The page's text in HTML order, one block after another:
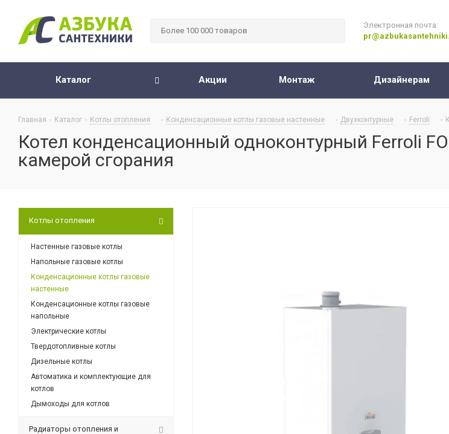
Электронная почта:
Каталог Акции Монтаж Дизайнерам
Главная - Каталог - Котлы отопления - Конденсационные котлы газовые настенные - Двухконтурные - Ferroli -
Котел конденсационный одноконтурный Ferroli
камерой сгорания
Котлы отопления
Настенные газовые котлы
Напольные газовые котлы
Конденсационные котлы газовые
настенные
Конденсационные котлы газовые
напольные
Электрические котлы
Твердотопливные котлы
Дизельные котлы
Автоматика и комплектующие для
котлов
Дымоходы для котлов
Радиаторы отопления и